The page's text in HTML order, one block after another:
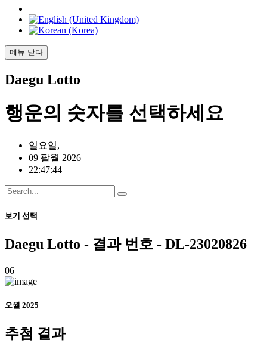
메뉴 닫다
Daegu Lotto
행운의 숫자를 선택하세요
일요일,
09 팔월 2026
22:47:44
보기 선택
Daegu Lotto - 결과 번호 - DL-23020826
06
오월 2025
추첨 결과